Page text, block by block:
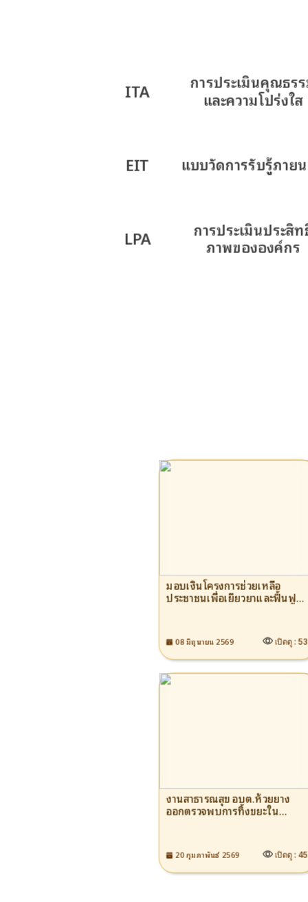
ITA การประเมินคุณธร
และความโปร่งใส
EIT แบบวัดการรับรู้ภาย
LPA การประเมินประสิ
ภาพขององค์กร
มอบเงินโครงการช่วยเหลือ
ประชาชนเพื่อเยียวยาและฟื้นฟู
อบต.ห้วยยาง ประจำ
ปีงบประมาณ 2569
08 มิถุนายน 2569 เปิดดู : 53
งานสาธารณสุข อบต.ห้วยยาง
ออกตรวจพบการทิ้งขยะใน
แหล่งกระจายของเชื้อโรค
20 กุมภาพันธ์ 2569 เปิดดู : 45